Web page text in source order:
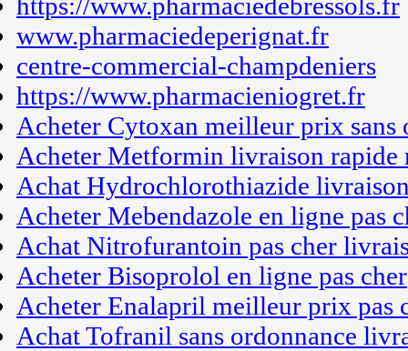
www.pharmaciedeperignat.fr
centre-commercial-champdeniers
https://www.pharmacieniogret.fr
Acheter Cytoxan meilleur prix sans
Acheter Metformin livraison
Achat Hydrochlorothiazide
Acheter Mebendazole en ligne pas
Achat Nitrofurantoin pas cher
Acheter Bisoprolol en ligne pas cher
Acheter Enalapril meilleur prix pas
Achat Tofranil sans ordonnance